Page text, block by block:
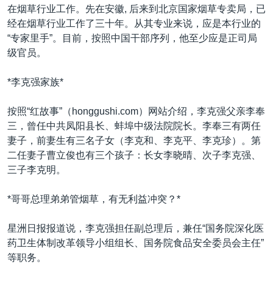
在烟草行业工作。先在安徽, 后来到北京国家烟草专卖局，已
经在烟草行业工作了三十年。从其专业来说，应是本行业的
“专家里手”。目前，按照中国干部序列，他至少应是正司局
级官员。
*李克强家族*
按照“红故事”（honggushi.com）网站介绍，李克强父亲李奉
三，曾任中共凤阳县长、蚌埠中级法院院长。李奉三有两任
妻子，前妻生有三名子女（李克和、李克平、李克珍）。第
二任妻子曹立俊也有三个孩子：长女李晓晴、次子李克强、
三子李克明。
*哥哥总理弟弟管烟草，有无利益冲突？*
星洲日报报道说，李克强担任副总理后，兼任“国务院深化医
药卫生体制改革领导小组组长、国务院食品安全委员会主任”
等职务。